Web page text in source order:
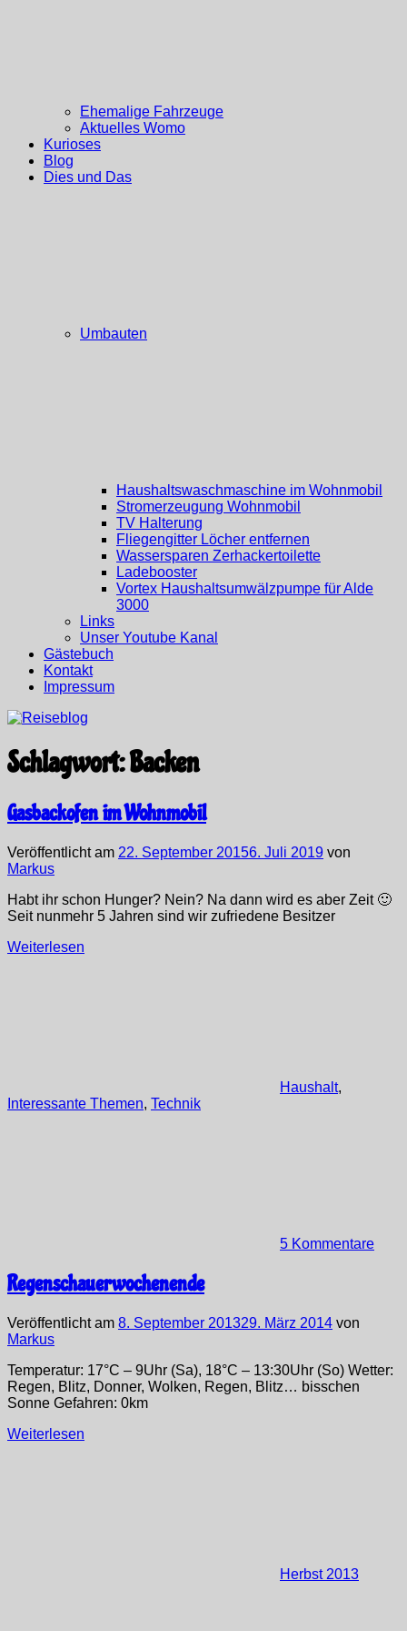
Ehemalige Fahrzeuge
Aktuelles Womo
Kurioses
Blog
Dies und Das
Umbauten
Haushaltswaschmaschine im Wohnmobil
Stromerzeugung Wohnmobil
TV Halterung
Fliegengitter Löcher entfernen
Wassersparen Zerhackertoilette
Ladebooster
Vortex Haushaltsumwälzpumpe für Alde
3000
Links
Unser Youtube Kanal
Gästebuch
Kontakt
Impressum
Schlagwort:Backen
Gasbackofen im Wohnmobil
Veröffentlicht am 22. September 20156. Juli 2019 von
Markus
Habt ihr schon Hunger? Nein? Na dann wird es aber Zeit 🙂
Seit nunmehr 5 Jahren sind wir zufriedene Besitzer
Weiterlesen
Haushalt,
Interessante Themen, Technik
5 Kommentare
Regenschauerwochenende
Veröffentlicht am 8. September 201329. März 2014 von
Markus
Temperatur: 17°C – 9Uhr (Sa), 18°C – 13:30Uhr (So) Wetter:
Regen, Blitz, Donner, Wolken, Regen, Blitz… bisschen
Sonne Gefahren: 0km
Weiterlesen
Herbst 2013